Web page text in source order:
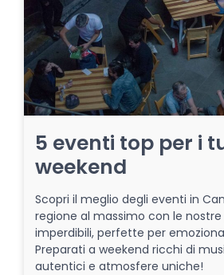
5 eventi top per i
weekend
Scopri il meglio degli eventi in
regione al massimo con le
imperdibili, perfette per
Preparati a weekend ricchi di
autentici e atmosfere uniche!